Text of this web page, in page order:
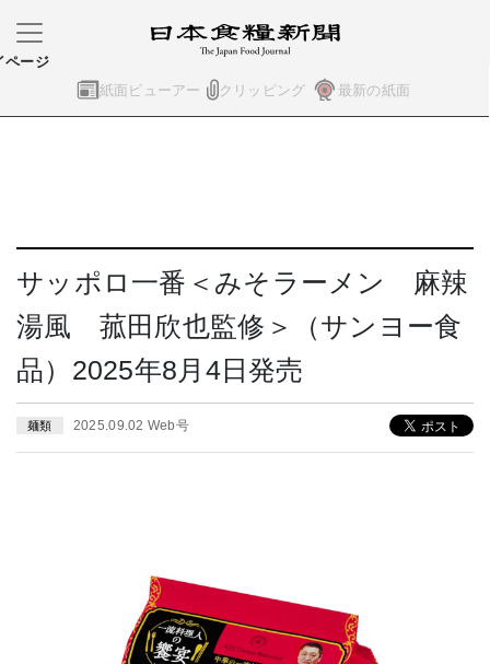
紙面ビューアー クリッピング 最新の紙面
ページ
サッポロ一番＜みそラーメン 麻辣
湯風 菰田欣也監修＞（サンヨー食
品）2025年8月4日発売
麺類 2025.09.02 Web号